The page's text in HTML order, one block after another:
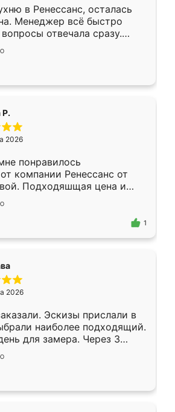
в Ренессанс, осталась
Менеджер всё быстро
отвечала сразу.
в субботу, подошёл к
Собрали
работали аккуратно, даже
Р.
2026
понравилось
компании Ренессанс от
Подходяшщая цена и
изготовления. Приехавший
Владислав
эскизу самый
1
2026
Эскизы прислали в
наиболее подходящий.
для замера. Через 3
уже готова. Остались
Спасибо Ренессанс
работу!